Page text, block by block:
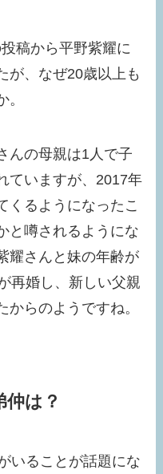
稿から平野紫耀に
が、なぜ20歳以上も
んの母親は1人で子
ていますが、2017年
くるようになったこ
と噂されるようにな
耀さんと妹の年齢が
再婚し、新しい父親
からのようですね。
は？
いることが話題にな